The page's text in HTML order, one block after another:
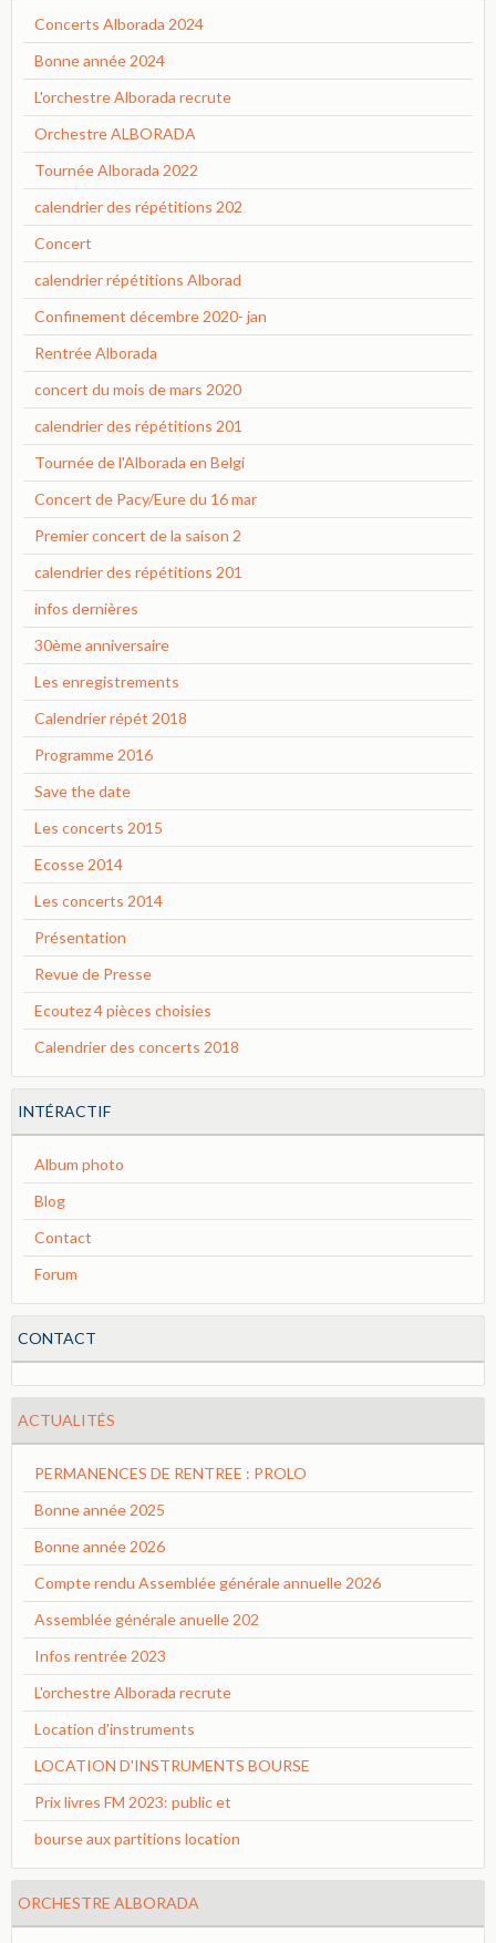
Concerts Alborada 2024
Bonne année 2024
L'orchestre Alborada recrute
Orchestre ALBORADA
Tournée Alborada 2022
calendrier des répétitions 202
Concert
calendrier répétitions Alborad
Confinement décembre 2020- jan
Rentrée Alborada
concert du mois de mars 2020
calendrier des répétitions 201
Tournée de l'Alborada en Belgi
Concert de Pacy/Eure du 16 mar
Premier concert de la saison 2
calendrier des répétitions 201
infos dernières
30ème anniversaire
Les enregistrements
Calendrier répét 2018
Programme 2016
Save the date
Les concerts 2015
Ecosse 2014
Les concerts 2014
Présentation
Revue de Presse
Ecoutez 4 pièces choisies
Calendrier des concerts 2018
INTÉRACTIF
Album photo
Blog
Contact
Forum
CONTACT
ACTUALITÉS
PERMANENCES DE RENTREE : PROLO
Bonne année 2025
Bonne année 2026
Compte rendu Assemblée générale annuelle 2026
Assemblée générale anuelle 202
Infos rentrée 2023
L'orchestre Alborada recrute
Location d'instruments
LOCATION D'INSTRUMENTS BOURSE
Prix livres FM 2023: public et
bourse aux partitions location
ORCHESTRE ALBORADA